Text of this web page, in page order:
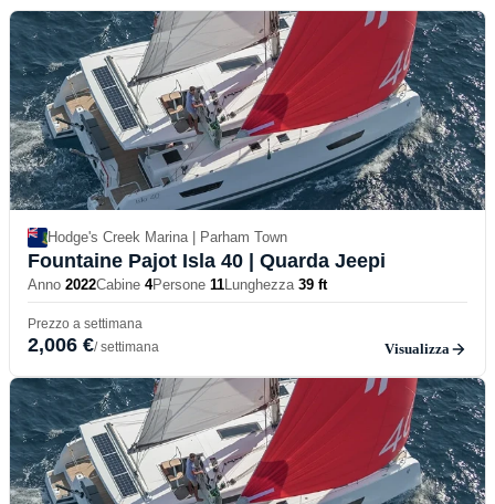
Hodge's Creek Marina | Parham Town
Fountaine Pajot Isla 40 | Quarda Jeepi
Anno 2022Cabine 4Persone 11Lunghezza 39 ft
Prezzo a settimana
2,006 €/ settimana Visualizza